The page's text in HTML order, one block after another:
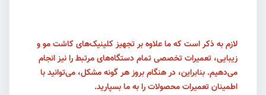
لازم به ذکر است که ما علاوه بر تجهیز کلینیک‌های کاشت مو و
زیبایی، تعمیرات تخصصی تمام دستگاه‌های مرتبط را نیز انجام
می‌دهیم. بنابراین، در هنگام بروز هر گونه مشکل، می‌توانید با
اطمینان تعمیرات محصولات را به ما بسپارید.